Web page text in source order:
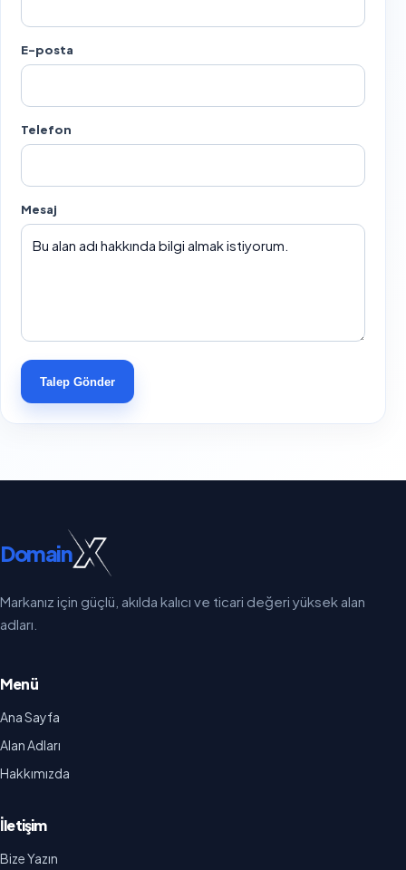
E-posta
Telefon
Mesaj
Talep Gönder
Domain
Markanız için güçlü, akılda kalıcı ve ticari değeri yüksek alan
adları.
Menü
Ana Sayfa
Alan Adları
Hakkımızda
İletişim
Bize Yazın